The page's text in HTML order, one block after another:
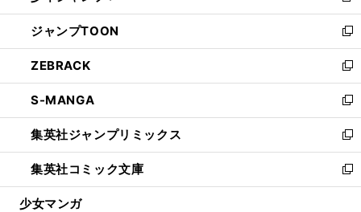
開
く
ウ
で
開
く
ン
ド
ウ
で
開
く
ウ
ィ
ン
ド
ウ
で
開
く
し
い
ウ
ィ
ン
ド
ウ
で
開
く
ジャンプTOON
新
し
い
ウ
ィ
ン
ド
ウ
で
開
ZEBRACK
新
し
い
ウ
ィ
ン
ド
ウ
S-MANGA
新
し
い
ウ
ィ
ン
集英社ジャンプリミックス
新
し
い
ウ
集英社コミック文庫
新
し
少女マンガ